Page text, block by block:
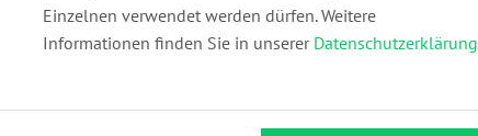
Einzelnen verwendet werden dürfen. Weitere
Informationen finden Sie in unserer Datenschutzerklärung